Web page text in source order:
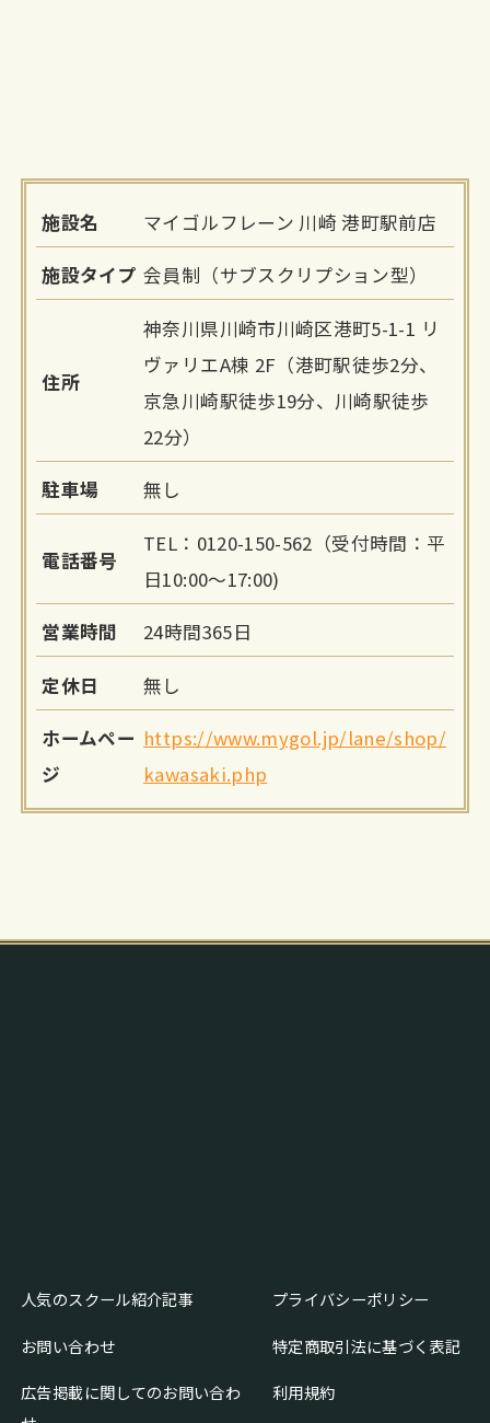
施設名 マイゴルフレーン 川崎 港町駅前店
施設タイプ 会員制（サブスクリプション型）
住所
神奈川県川崎市川崎区港町5-1-1 リ
ヴァリエA棟 2F（港町駅徒歩2分、
京急川崎駅徒歩19分、川崎駅徒歩
22分）
駐車場 無し
電話番号
TEL：0120-150-562（受付時間：平
日10:00〜17:00)
営業時間 24時間365日
定休日 無し
ホームペー
ジ
https://www.mygol.jp/lane/shop/
kawasaki.php
人気のスクール紹介記事
お問い合わせ
広告掲載に関してのお問い合わ
プライバシーポリシー
特定商取引法に基づく表記
利用規約